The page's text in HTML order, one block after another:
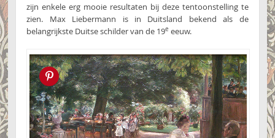
zijn enkele erg mooie resultaten bij deze tentoonstelling te
zien. Max Liebermann is in Duitsland bekend als de
belangrijkste Duitse schilder van de 19e eeuw.
Pin this!